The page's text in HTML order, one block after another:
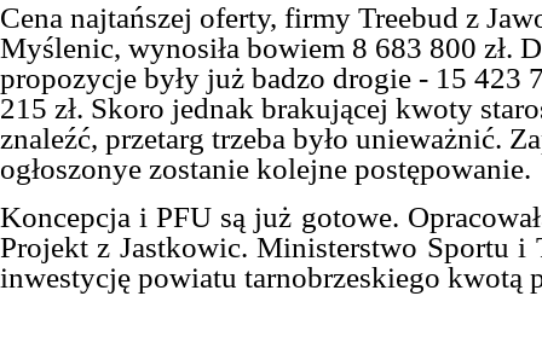
Cena najtańszej oferty, firmy Treebud z
Myślenic, wynosiła bowiem 8 683 800 zł.
propozycje były już badzo drogie - 15 423
215 zł. Skoro jednak brakującej kwoty
znaleźć, przetarg trzeba było unieważnić.
ogłoszonye zostanie kolejne postępowanie.
Koncepcja i PFU są już gotowe.
Projekt z Jastkowic. Ministerstwo Sportu i
inwestycję powiatu tarnobrzeskiego kwotą